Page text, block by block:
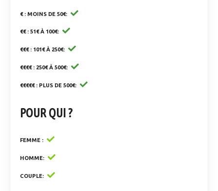
€ : MOINS DE 50€
€€ : 51€ À 100€
€€€ : 101€ À 250€
€€€€ : 250€ À 500€
€€€€€ : PLUS DE 500€
POUR QUI ?
FEMME
HOMME
COUPLE